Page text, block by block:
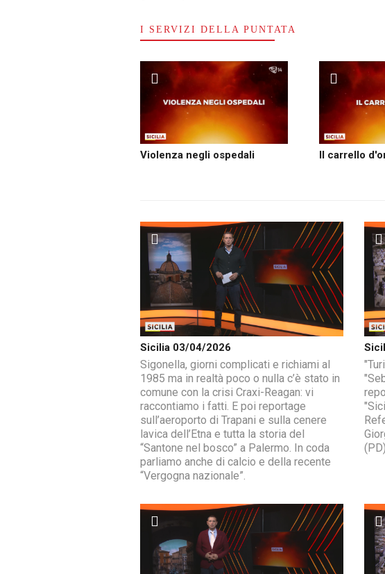
I SERVIZI DELLA PUNTATA
Violenza negli ospedali Il carrello
Sicilia 03/04/2026
Sigonella, giorni complicati e richiami al
1985 ma in realtà poco o nulla c’è stato in
comune con la crisi Craxi-Reagan: vi
raccontiamo i fatti. E poi reportage
sull’aeroporto di Trapani e sulla cenere
lavica dell’Etna e tutta la storia del
“Santone nel bosco” a Palermo. In coda
parliamo anche di calcio e della recente
“Vergogna nazionale”.